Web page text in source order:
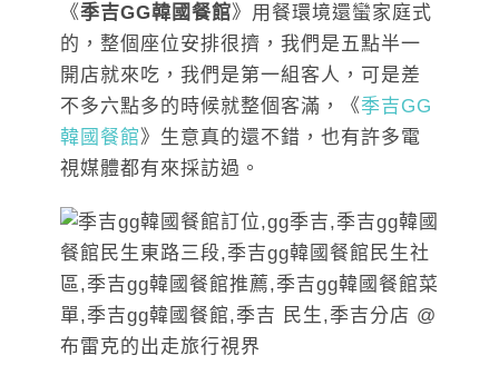
《季吉GG韓國餐館》用餐環境還蠻家庭式
的，整個座位安排很擠，我們是五點半一
開店就來吃，我們是第一組客人，可是差
不多六點多的時候就整個客滿，《季吉GG
韓國餐館》生意真的還不錯，也有許多電
視媒體都有來採訪過。